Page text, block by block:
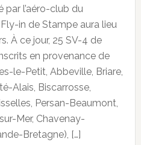
par l’aéro-club du
in de Stampe aura lieu
À ce jour, 25 SV-4 de
en provenance de
le-Petit, Abbeville, Briare,
Alais, Biscarrosse,
Persan-Beaumont,
Mer, Chavenay-
Bretagne), […]